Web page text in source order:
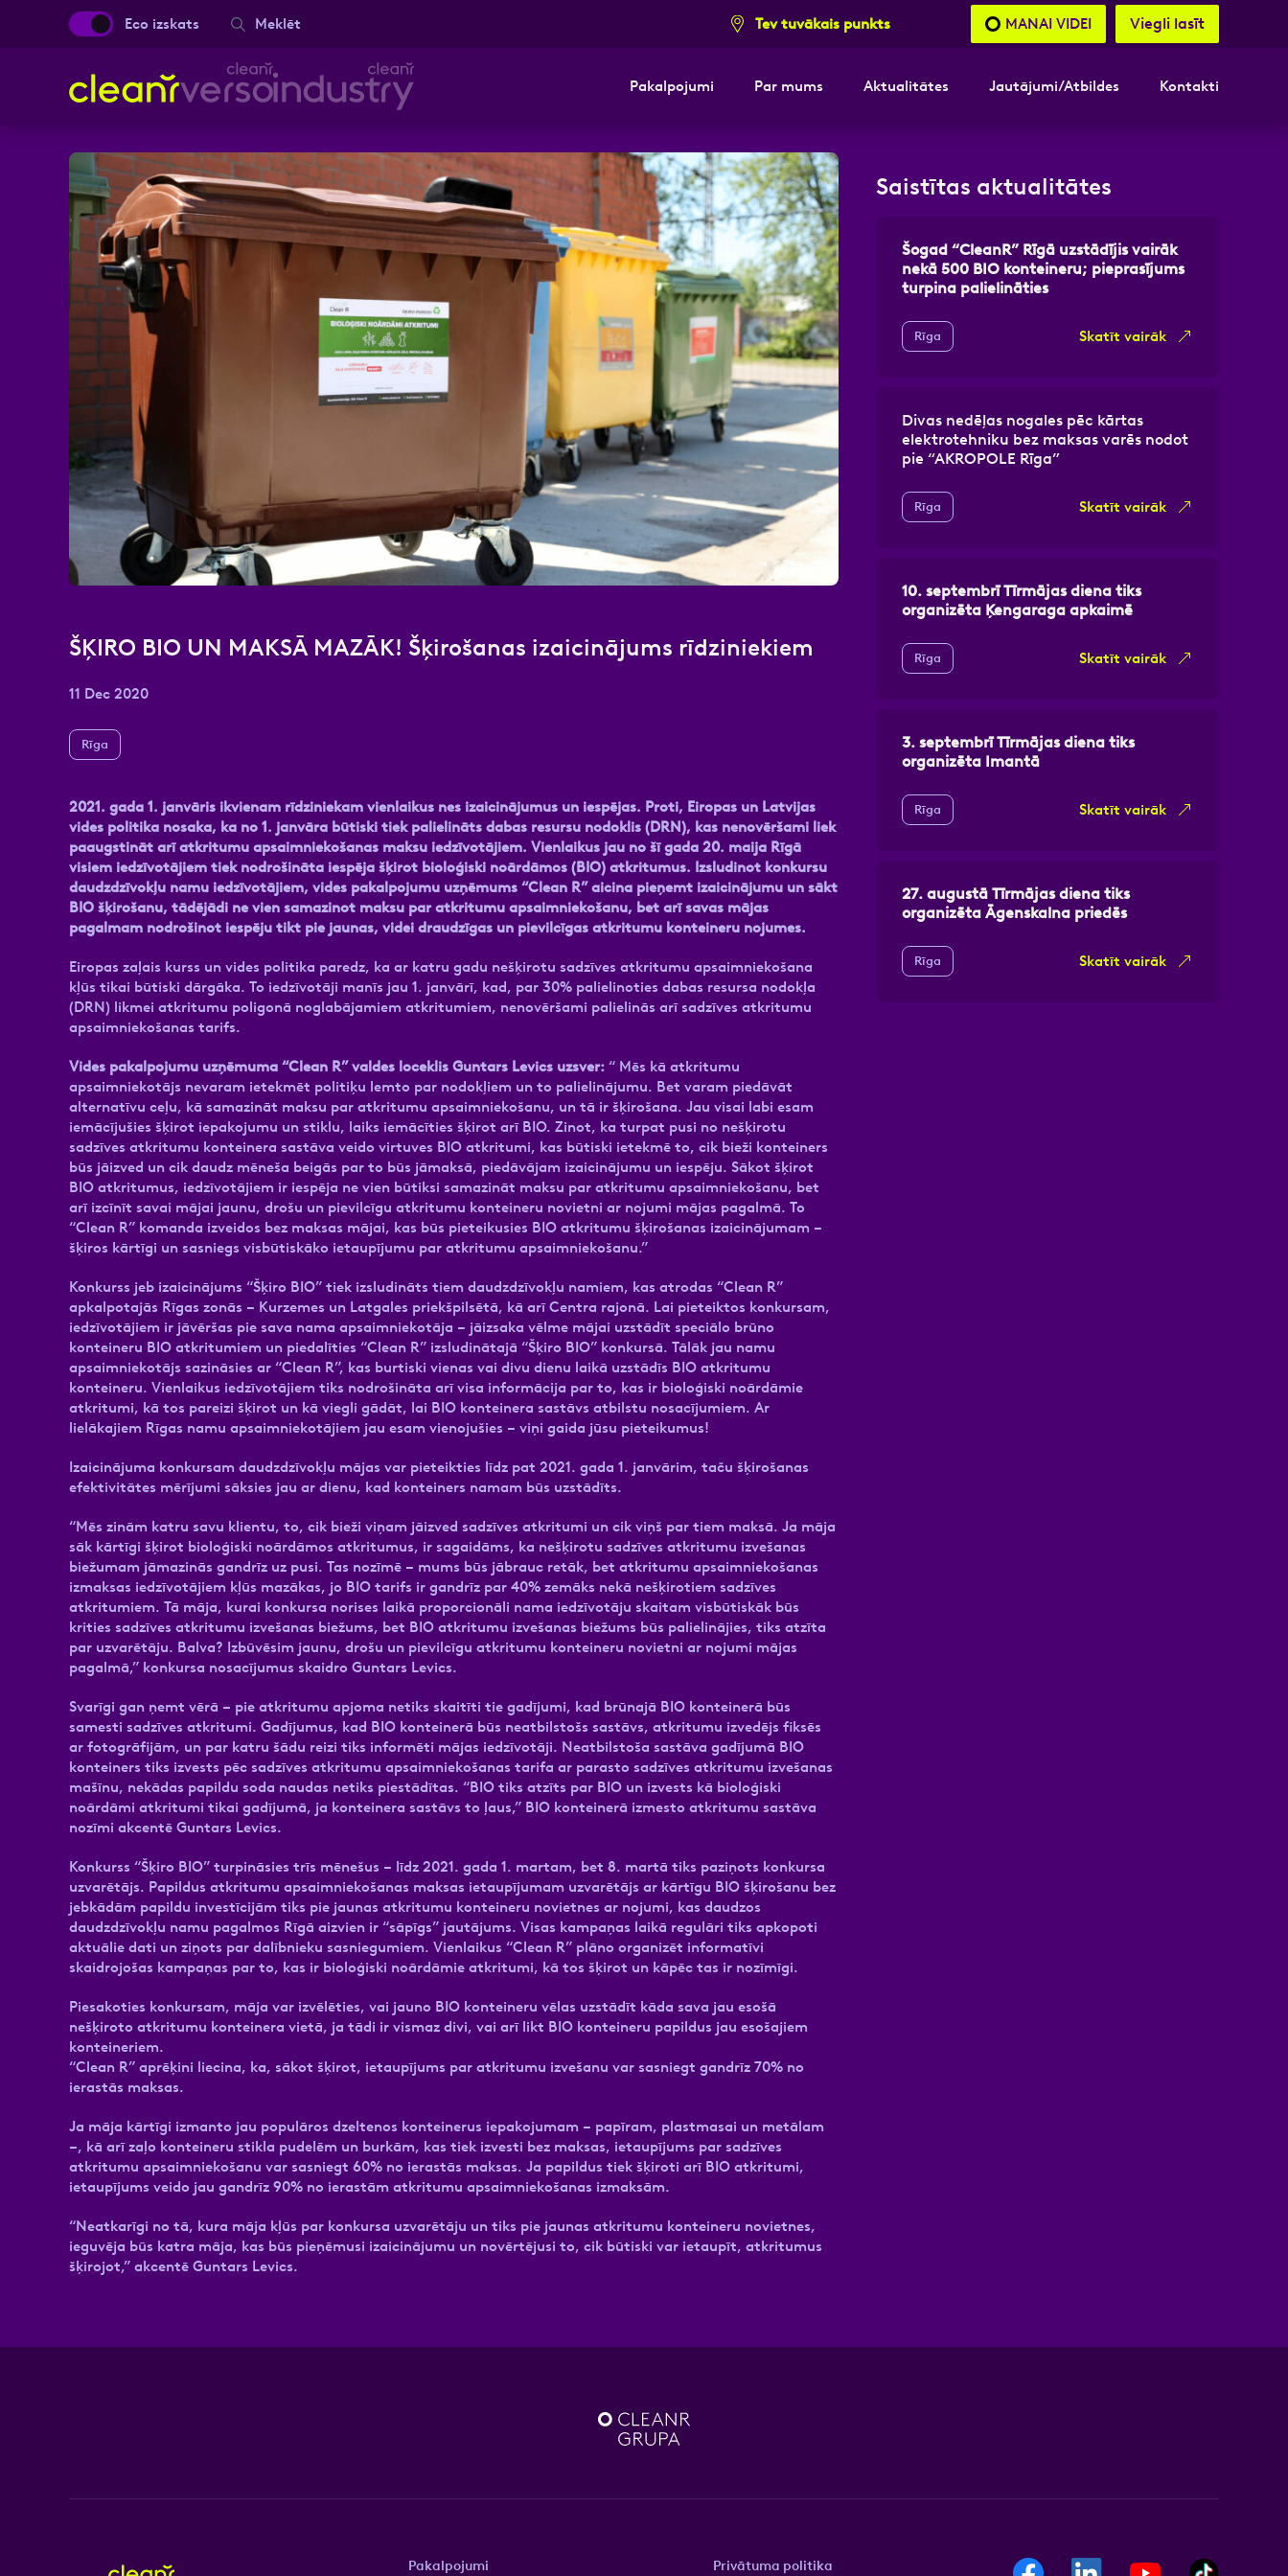
Eco izskats Meklēt Tev tuvākais punkts MANAI VIDEI Viegli lasīt
Pakalpojumi Par mums Aktualitātes Jautājumi/Atbildes Kontakti
ŠĶIRO BIO UN MAKSĀ MAZĀK! Šķirošanas izaicinājums rīdziniekiem
11 Dec 2020
Rīga
2021. gada 1. janvāris ikvienam rīdziniekam vienlaikus nes izaicinājumus un iespējas. Proti, Eiropas un Latvijas
vides politika nosaka, ka no 1. janvāra būtiski tiek palielināts dabas resursu nodoklis (DRN), kas nenovēršami liek
paaugstināt arī atkritumu apsaimniekošanas maksu iedzīvotājiem. Vienlaikus jau no šī gada 20. maija Rīgā
visiem iedzīvotājiem tiek nodrošināta iespēja šķirot bioloģiski noārdāmos (BIO) atkritumus. Izsludinot konkursu
daudzdzīvokļu namu iedzīvotājiem, vides pakalpojumu uzņēmums “Clean R” aicina pieņemt izaicinājumu un sākt
BIO šķirošanu, tādējādi ne vien samazinot maksu par atkritumu apsaimniekošanu, bet arī savas mājas
pagalmam nodrošinot iespēju tikt pie jaunas, videi draudzīgas un pievilcīgas atkritumu konteineru nojumes.
Eiropas zaļais kurss un vides politika paredz, ka ar katru gadu nešķirotu sadzīves atkritumu apsaimniekošana
kļūs tikai būtiski dārgāka. To iedzīvotāji manīs jau 1. janvārī, kad, par 30% palielinoties dabas resursa nodokļa
(DRN) likmei atkritumu poligonā noglabājamiem atkritumiem, nenovēršami palielinās arī sadzīves atkritumu
apsaimniekošanas tarifs.
Vides pakalpojumu uzņēmuma “Clean R” valdes loceklis Guntars Levics uzsver: “ Mēs kā atkritumu
apsaimniekotājs nevaram ietekmēt politiķu lemto par nodokļiem un to palielinājumu. Bet varam piedāvāt
alternatīvu ceļu, kā samazināt maksu par atkritumu apsaimniekošanu, un tā ir šķirošana. Jau visai labi esam
iemācījušies šķirot iepakojumu un stiklu, laiks iemācīties šķirot arī BIO. Zinot, ka turpat pusi no nešķirotu
sadzīves atkritumu konteinera sastāva veido virtuves BIO atkritumi, kas būtiski ietekmē to, cik bieži konteiners
būs jāizved un cik daudz mēneša beigās par to būs jāmaksā, piedāvājam izaicinājumu un iespēju. Sākot šķirot
BIO atkritumus, iedzīvotājiem ir iespēja ne vien būtiksi samazināt maksu par atkritumu apsaimniekošanu, bet
arī izcīnīt savai mājai jaunu, drošu un pievilcīgu atkritumu konteineru novietni ar nojumi mājas pagalmā. To
“Clean R” komanda izveidos bez maksas mājai, kas būs pieteikusies BIO atkritumu šķirošanas izaicinājumam –
šķiros kārtīgi un sasniegs visbūtiskāko ietaupījumu par atkritumu apsaimniekošanu.”
Konkurss jeb izaicinājums “Šķiro BIO” tiek izsludināts tiem daudzdzīvokļu namiem, kas atrodas “Clean R”
apkalpotajās Rīgas zonās – Kurzemes un Latgales priekšpilsētā, kā arī Centra rajonā. Lai pieteiktos konkursam,
iedzīvotājiem ir jāvēršas pie sava nama apsaimniekotāja – jāizsaka vēlme mājai uzstādīt speciālo brūno
konteineru BIO atkritumiem un piedalīties “Clean R” izsludinātajā “Šķiro BIO” konkursā. Tālāk jau namu
apsaimniekotājs sazināsies ar “Clean R”, kas burtiski vienas vai divu dienu laikā uzstādīs BIO atkritumu
konteineru. Vienlaikus iedzīvotājiem tiks nodrošināta arī visa informācija par to, kas ir bioloģiski noārdāmie
atkritumi, kā tos pareizi šķirot un kā viegli gādāt, lai BIO konteinera sastāvs atbilstu nosacījumiem. Ar
lielākajiem Rīgas namu apsaimniekotājiem jau esam vienojušies – viņi gaida jūsu pieteikumus!
Izaicinājuma konkursam daudzdzīvokļu mājas var pieteikties līdz pat 2021. gada 1. janvārim, taču šķirošanas
efektivitātes mērījumi sāksies jau ar dienu, kad konteiners namam būs uzstādīts.
“Mēs zinām katru savu klientu, to, cik bieži viņam jāizved sadzīves atkritumi un cik viņš par tiem maksā. Ja māja
sāk kārtīgi šķirot bioloģiski noārdāmos atkritumus, ir sagaidāms, ka nešķirotu sadzīves atkritumu izvešanas
biežumam jāmazinās gandrīz uz pusi. Tas nozīmē – mums būs jābrauc retāk, bet atkritumu apsaimniekošanas
izmaksas iedzīvotājiem kļūs mazākas, jo BIO tarifs ir gandrīz par 40% zemāks nekā nešķirotiem sadzīves
atkritumiem. Tā māja, kurai konkursa norises laikā proporcionāli nama iedzīvotāju skaitam visbūtiskāk būs
krities sadzīves atkritumu izvešanas biežums, bet BIO atkritumu izvešanas biežums būs palielinājies, tiks atzīta
par uzvarētāju. Balva? Izbūvēsim jaunu, drošu un pievilcīgu atkritumu konteineru novietni ar nojumi mājas
pagalmā,” konkursa nosacījumus skaidro Guntars Levics.
Svarīgi gan ņemt vērā – pie atkritumu apjoma netiks skaitīti tie gadījumi, kad brūnajā BIO konteinerā būs
samesti sadzīves atkritumi. Gadījumus, kad BIO konteinerā būs neatbilstošs sastāvs, atkritumu izvedējs fiksēs
ar fotogrāfijām, un par katru šādu reizi tiks informēti mājas iedzīvotāji. Neatbilstoša sastāva gadījumā BIO
konteiners tiks izvests pēc sadzīves atkritumu apsaimniekošanas tarifa ar parasto sadzīves atkritumu izvešanas
mašīnu, nekādas papildu soda naudas netiks piestādītas. “BIO tiks atzīts par BIO un izvests kā bioloģiski
noārdāmi atkritumi tikai gadījumā, ja konteinera sastāvs to ļaus,” BIO konteinerā izmesto atkritumu sastāva
nozīmi akcentē Guntars Levics.
Konkurss “Šķiro BIO” turpināsies trīs mēnešus – līdz 2021. gada 1. martam, bet 8. martā tiks paziņots konkursa
uzvarētājs. Papildus atkritumu apsaimniekošanas maksas ietaupījumam uzvarētājs ar kārtīgu BIO šķirošanu bez
jebkādām papildu investīcijām tiks pie jaunas atkritumu konteineru novietnes ar nojumi, kas daudzos
daudzdzīvokļu namu pagalmos Rīgā aizvien ir “sāpīgs” jautājums. Visas kampaņas laikā regulāri tiks apkopoti
aktuālie dati un ziņots par dalībnieku sasniegumiem. Vienlaikus “Clean R” plāno organizēt informatīvi
skaidrojošas kampaņas par to, kas ir bioloģiski noārdāmie atkritumi, kā tos šķirot un kāpēc tas ir nozīmīgi.
Piesakoties konkursam, māja var izvēlēties, vai jauno BIO konteineru vēlas uzstādīt kāda sava jau esošā
nešķiroto atkritumu konteinera vietā, ja tādi ir vismaz divi, vai arī likt BIO konteineru papildus jau esošajiem
konteineriem.
“Clean R” aprēķini liecina, ka, sākot šķirot, ietaupījums par atkritumu izvešanu var sasniegt gandrīz 70% no
ierastās maksas.
Ja māja kārtīgi izmanto jau populāros dzeltenos konteinerus iepakojumam – papīram, plastmasai un metālam
–, kā arī zaļo konteineru stikla pudelēm un burkām, kas tiek izvesti bez maksas, ietaupījums par sadzīves
atkritumu apsaimniekošanu var sasniegt 60% no ierastās maksas. Ja papildus tiek šķiroti arī BIO atkritumi,
ietaupījums veido jau gandrīz 90% no ierastām atkritumu apsaimniekošanas izmaksām.
“Neatkarīgi no tā, kura māja kļūs par konkursa uzvarētāju un tiks pie jaunas atkritumu konteineru novietnes,
ieguvēja būs katra māja, kas būs pieņēmusi izaicinājumu un novērtējusi to, cik būtiski var ietaupīt, atkritumus
šķirojot,” akcentē Guntars Levics.
Saistītas aktualitātes
Šogad “CleanR” Rīgā uzstādījis vairāk
nekā 500 BIO konteineru; pieprasījums
turpina palielināties
Rīga Skatīt vairāk
Divas nedēļas nogales pēc kārtas
elektrotehniku bez maksas varēs nodot
pie “AKROPOLE Rīga”
Rīga Skatīt vairāk
10. septembrī Tīrmājas diena tiks
organizēta Ķengaraga apkaimē
Rīga Skatīt vairāk
3. septembrī Tīrmājas diena tiks
organizēta Imantā
Rīga Skatīt vairāk
27. augustā Tīrmājas diena tiks
organizēta Āgenskalna priedēs
Rīga Skatīt vairāk
Vārds, Uzvārds E-pasts Kontakttālrunis
Ziņa
Atzīmējiet, ka piekrītat personas datu apstrādei. Vairāk
Pakalpojumi Privātuma politika